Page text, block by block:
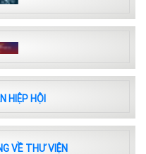
HIỆP HỘI
VỀ THƯ VIỆN